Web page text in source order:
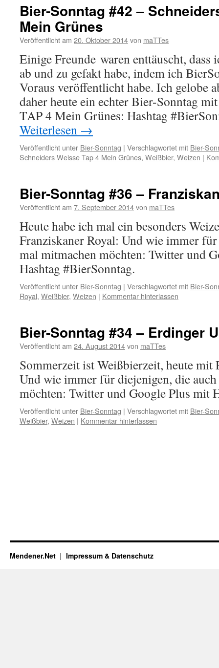
Bier-Sonntag #42 –
Mein Grünes
Veröffentlicht am 20. Oktober 2014von maTTes
Einige Freunde waren enttäuscht, dass
ab und zu gefakt habe, indem ich
Voraus veröffentlicht habe. Ich gelobe
daher heute ein echter Bier-Sonntag
TAP 4 Mein Grünes: Hashtag
Weiterlesen →
Veröffentlicht unter Bier-Sonntag | Verschlagwortet mit Bier-
Schneiders Weisse Tap 4 Mein Grünes, Weißbier, Weizen |
Bier-Sonntag #36 –
Veröffentlicht am 7. September 2014von maTTes
Heute habe ich mal ein besonders
Franziskaner Royal: Und wie immer
mal mitmachen möchten: Twitter und
Hashtag #BierSonntag.
Veröffentlicht unter Bier-Sonntag | Verschlagwortet mit Bier-
Royal, Weißbier, Weizen | Kommentar hinterlassen
Bier-Sonntag #34 – Erdinger
Veröffentlicht am 24. August 2014von maTTes
Sommerzeit ist Weißbierzeit, heute mit
Und wie immer für diejenigen, die
möchten: Twitter und Google Plus mit
Veröffentlicht unter Bier-Sonntag | Verschlagwortet mit Bier-
Weißbier, Weizen | Kommentar hinterlassen
Mendener.Net Impressum & Datenschutz